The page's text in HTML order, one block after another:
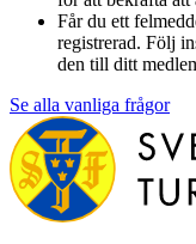
Får du ett
registrerad. Följ
den till ditt
Se alla vanliga frågor